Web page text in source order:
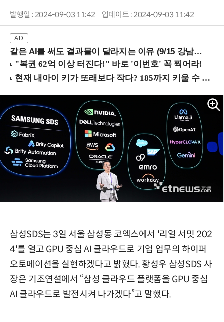
발행일 : 2024-09-03 11:42 업데이트 : 2024-09-03 11:42
같은 AI를 써도 결과물이 달라지는 이유 (9/15 강남역)
삼성SDS는 3일 서울 삼성동 코엑스에서 '리얼 서밋 202
4'를 열고 GPU 중심 AI 클라우드로 기업 업무의 하이퍼
오토메이션을 실현하겠다고 밝혔다. 황성우 삼성SDS 사
장은 기조연설에서 “삼성 클라우드 플랫폼을 GPU 중심
AI 클라우드로 발전시켜 나가겠다”고 말했다.